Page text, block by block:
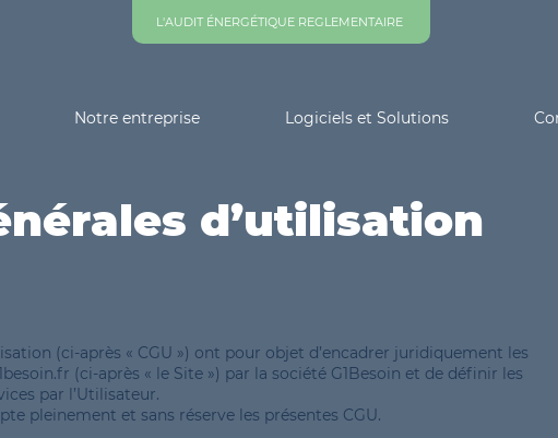
L'AUDIT ÉNERGÉTIQUE REGLEMENTAIRE
Notre entreprise Logiciels et Solutions
d’utilisation
(ci-après « CGU ») ont pour objet d’encadrer juridiquement les
(ci-après « le Site ») par la société G1Besoin et de définir les
par l’Utilisateur.
pleinement et sans réserve les présentes CGU.